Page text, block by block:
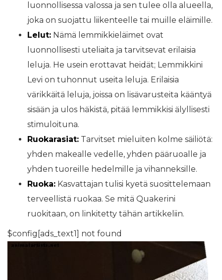
luonnollisessa valossa ja sen tulee olla alueella,
joka on suojattu liikenteelle tai muille eläimille.
Lelut: Nämä lemmikkieläimet ovat
luonnollisesti uteliaita ja tarvitsevat erilaisia ​​
leluja. He usein erottavat heidät; Lemmikkini
Levi on tuhonnut useita leluja. Erilaisia ​​
värikkäitä leluja, joissa on lisävarusteita kääntyä
sisään ja ulos häkistä, pitää lemmikkisi älyllisesti
stimuloituna.
Ruokarasiat: Tarvitset mieluiten kolme säiliötä:
yhden makealle vedelle, yhden pääruoalle ja
yhden tuoreille hedelmille ja vihanneksille.
Ruoka: Kasvattajan tulisi kyetä suosittelemaan
terveellistä ruokaa. Se mitä Quakerini
ruokitaan, on linkitetty tähän artikkeliin.
$config[ads_text1] not found